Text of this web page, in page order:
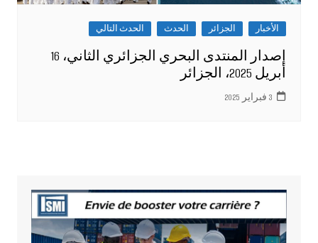
الأخبار الجزائر الحدث الحدث التالي
إصدار المنتدى البحري الجزائري الثاني، 16
أبريل 2025، الجزائر
3 فبراير 2025